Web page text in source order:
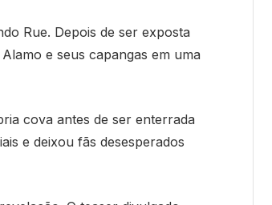
Rue. Depois de ser exposta
e seus capangas em uma
cova antes de ser enterrada
e deixou fãs desesperados